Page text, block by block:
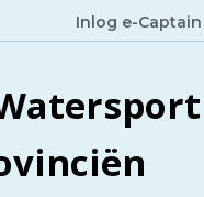
Inlog e-Captain